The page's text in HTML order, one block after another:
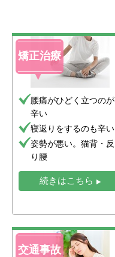
矯正治療
腰痛がひどく立つのが
辛い
寝返りをするのも辛い
姿勢が悪い。猫背・反
り腰
続きはこちら
交通事故